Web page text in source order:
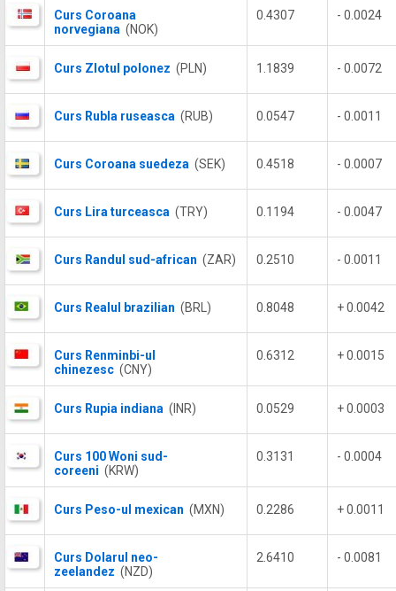
Curs Coroana
norvegiana (NOK)
0.4307 - 0.0024
Curs Zlotul polonez (PLN) 1.1839 - 0.0072
Curs Rubla ruseasca (RUB) 0.0547 - 0.0011
Curs Coroana suedeza (SEK) 0.4518 - 0.0007
Curs Lira turceasca (TRY) 0.1194 - 0.0047
Curs Randul sud-african (ZAR) 0.2510 - 0.0011
Curs Realul brazilian (BRL) 0.8048 + 0.0042
Curs Renminbi-ul
chinezesc (CNY)
0.6312 + 0.0015
Curs Rupia indiana (INR) 0.0529 + 0.0003
Curs 100 Woni sud-
coreeni (KRW)
0.3131 - 0.0004
Curs Peso-ul mexican (MXN) 0.2286 + 0.0011
Curs Dolarul neo-
zeelandez (NZD)
2.6410 - 0.0081